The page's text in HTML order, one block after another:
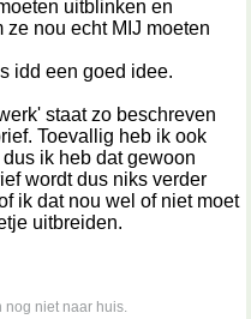
uitblinken en
nou echt MIJ moeten
idd een goed idee.
staat zo beschreven
Toevallig heb ik ook
ik heb dat gewoon
wordt dus niks verder
ik dat nou wel of niet moet
uitbreiden.
nog niet naar huis.